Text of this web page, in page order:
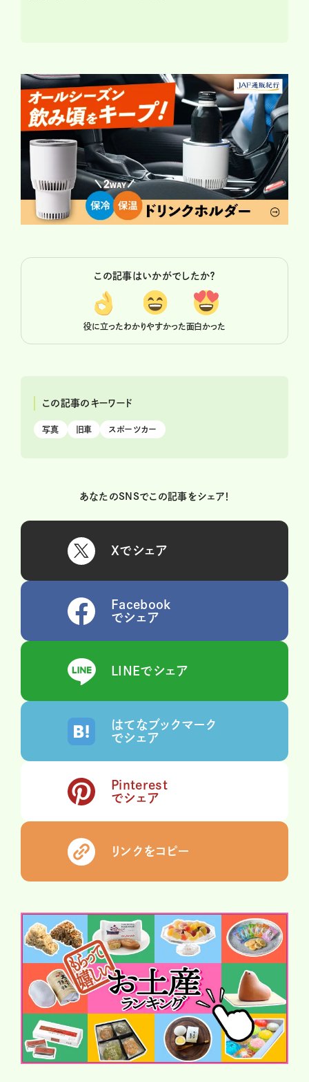
この記事はいかがでしたか？
役に立ったわかりやすかった面白かった
この記事のキーワード
写真 旧車 スポーツカー
あなたのSNSでこの記事をシェア！
Xでシェア
Facebook
でシェア
LINEでシェア
はてなブックマーク
でシェア
Pinterest
でシェア
リンクをコピー